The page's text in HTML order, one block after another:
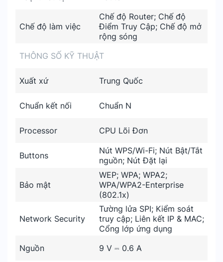
Chế độ làm việc
Chế độ Router; Chế độ
Điểm Truy Cập; Chế độ mở
rộng sóng
THÔNG SỐ KỸ THUẬT
Xuất xứ Trung Quốc
Chuẩn kết nối Chuẩn N
Processor CPU Lõi Đơn
Buttons
Nút WPS/Wi-Fi; Nút Bật/Tắt
nguồn; Nút Đặt lại
Bảo mật
WEP; WPA; WPA2;
WPA/WPA2-Enterprise
(802.1x)
Network Security
Tường lửa SPI; Kiểm soát
truy cập; Liên kết IP & MAC;
Cổng lớp ứng dụng
Nguồn
9 V ⎓ 0.6 A